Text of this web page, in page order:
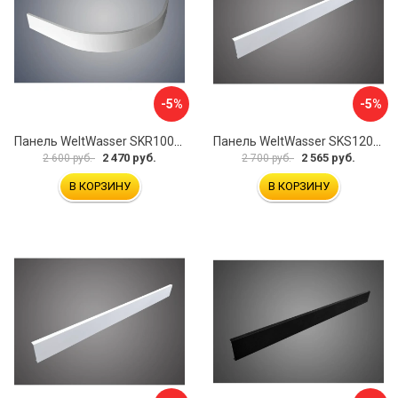
-5%
2 600 руб. 2 470 руб.
В КОРЗИНУ
-5%
2 700 руб. 2 565 руб.
В КОРЗИНУ